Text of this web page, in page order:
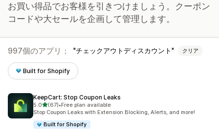
お買い得品でお客様を引きつけましょう。クーポン
コードや大セールを企画して管理します。
997個のアプリ： チェックアウトディスカウント クリア
Built for Shopify
KeepCart: Stop Coupon Leaks
5.05つ星中
(67)
合計レビュー数：67件
•Free plan available
Stop Coupon Leaks with Extension Blocking, Alerts, and more!
Built for Shopify